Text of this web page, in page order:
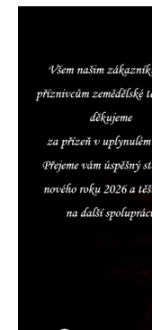
SERVIS
KONTAKTY
KARIÉRA